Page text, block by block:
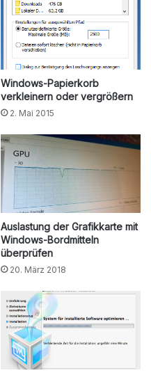
Windows-Papierkorb
verkleinern oder vergrößern
2. Mai 2015
Auslastung der Grafikkarte mit
Windows-Bordmitteln
überprüfen
20. März 2018